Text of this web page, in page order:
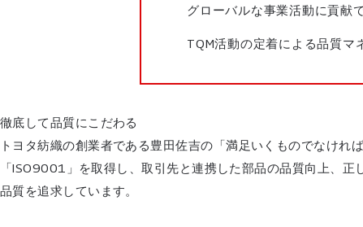
グローバルな事業活動に貢献
TQM活動の定着による品質マ
徹底して品質にこだわる
トヨタ紡織の創業者である豊田佐吉の「満足いくものでなけれ
「ISO9001」を取得し、取引先と連携した部品の品質向上、
品質を追求しています。